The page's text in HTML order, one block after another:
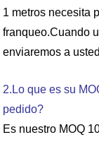
1 metros necesita
franqueo.Cuando
enviaremos a
2.Lo que es su
pedido?
Es nuestro MOQ